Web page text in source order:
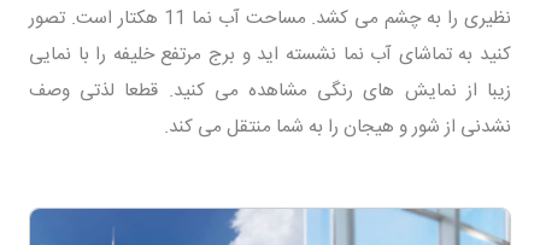
نظیری را به چشم می کشد. مساحت آب نما 11 هکتار است. تصور
کنید به تماشای آب نما نشسته اید و برج مرتفع خلیفه را با نمایی
زیبا از نمایش های رنگی مشاهده می کنید. قطعا لذتی وصف
نشدنی از شور و هیجان را به شما منتقل می کند.